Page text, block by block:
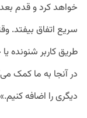
خواهد کرد و قدم
سریع اتفاق بیفتد.
طریق کاربر شنونده
در آنجا به ما کمک
دیگری را اضافه کنیم.»